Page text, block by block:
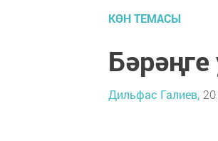
КӨН ТЕМАСЫ
Дильфас Галиев,